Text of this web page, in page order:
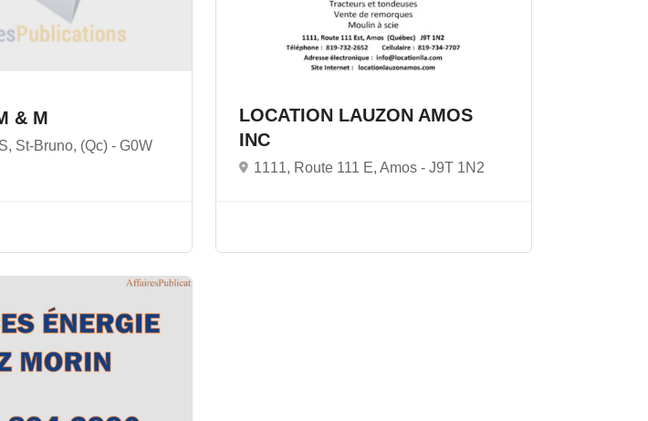
& M
St-Bruno, (Qc) - G0W
LOCATION LAUZON AMOS
INC
1111, Route 111 E, Amos -J9T 1N2